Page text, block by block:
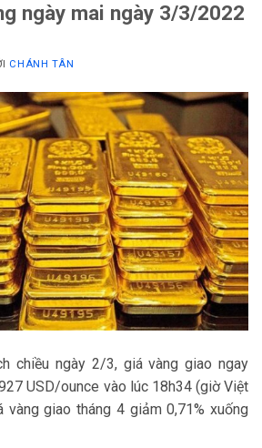
ngày mai ngày 3/3/2022
CHÁNH TÂN
chiều ngày 2/3, giá vàng giao ngay
USD/ounce vào lúc 18h34 (giờ Việt
vàng giao tháng 4 giảm 0,71% xuống